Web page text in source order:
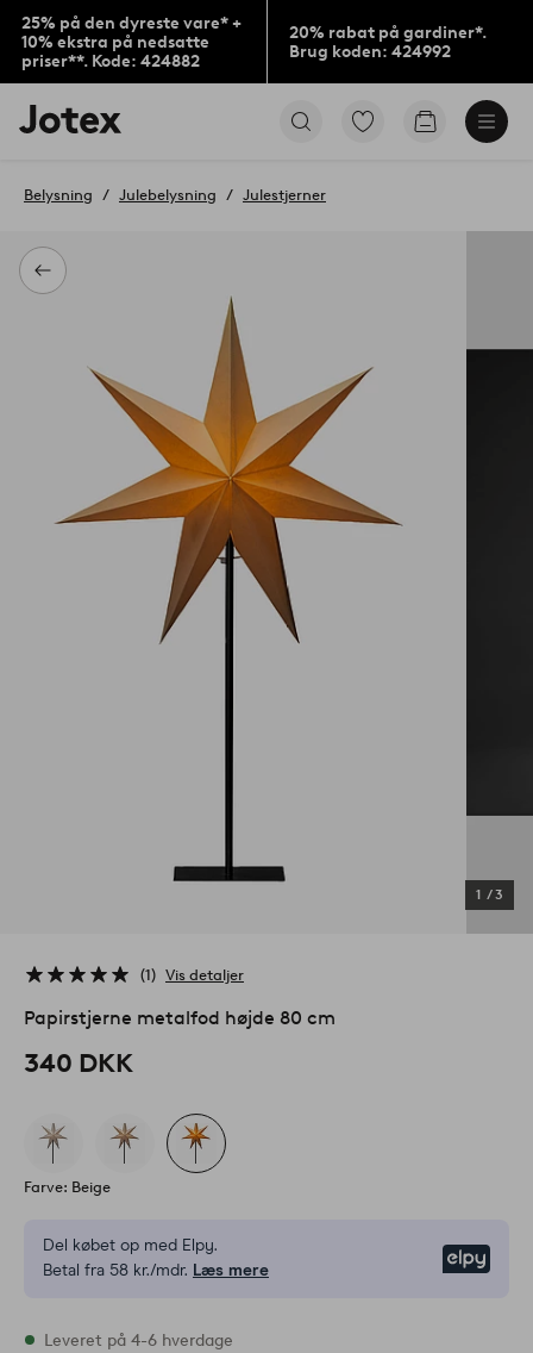
25% på den dyreste vare* +
10% ekstra på nedsatte
priser**. Kode: 424882
20% rabat på gardiner*.
Brug koden: 424992
Jotex
logo
til
Gå
Gå
Tilbage
Belysning Julebelysning Julestjerner
1 /3
1 Vis detaljer
Papirstjerne metalfod højde 80 cm
340 DKK
Farve: Beige
Del købet op med Elpy.
Betal fra 58 kr./mdr. Læs mere
På lager
Leveret på 4-6 hverdage